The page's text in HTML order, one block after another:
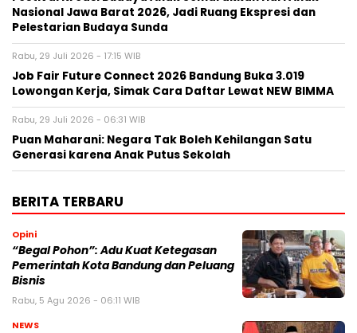
Nasional Jawa Barat 2026, Jadi Ruang Ekspresi dan
Pelestarian Budaya Sunda
Rabu, 29 Juli 2026 - 17:15 WIB
Job Fair Future Connect 2026 Bandung Buka 3.019
Lowongan Kerja, Simak Cara Daftar Lewat NEW BIMMA
Rabu, 29 Juli 2026 - 06:31 WIB
Puan Maharani: Negara Tak Boleh Kehilangan Satu
Generasi karena Anak Putus Sekolah
BERITA TERBARU
Opini
“Begal Pohon”: Adu Kuat Ketegasan
Pemerintah Kota Bandung dan Peluang
Bisnis
Rabu, 5 Agu 2026 - 06:11 WIB
NEWS